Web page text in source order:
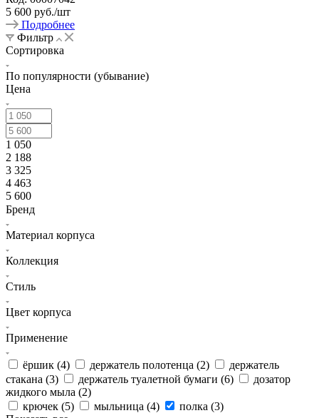
5 600 руб./шт
Подробнее
Фильтр
Сортировка
По популярности (убывание)
Цена
1 050
2 188
3 325
4 463
5 600
Бренд
Материал корпуса
Коллекция
Стиль
Цвет корпуса
Применение
ёршик (4) держатель полотенца (2)
держатель
стакана (3) держатель туалетной бумаги (6)
дозатор
жидкого мыла (2)
крючек (5) мыльница (4) полка (3)